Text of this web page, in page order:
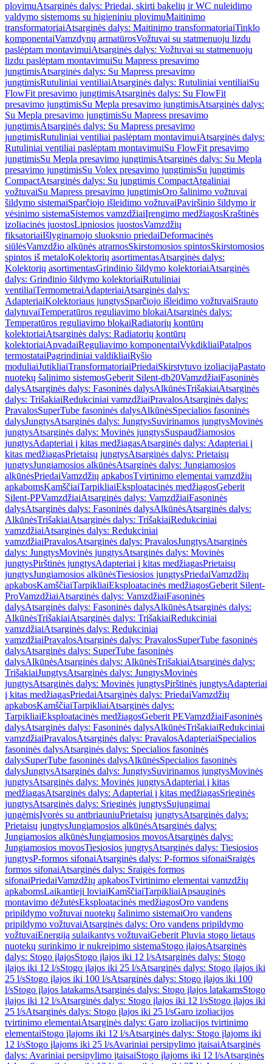
plovimuAtsarginės dalys: Priedai, skirti bakelių ir WC nuleidimo
valdymo sistemoms su higieniniu plovimuMaitinimo
transformatoriaiAtsarginės dalys: Maitinimo transformatoriaiTinklo
komponentaiVamzdynų armatūrosVožtuvai su statmenuoju lizdu
paslėptam montavimuiAtsarginės dalys: Vožtuvai su statmenuoju
lizdu paslėptam montavimuiSu Mapress presavimo
jungtimisAtsarginės dalys: Su Mapress presavimo
jungtimisRutuliniai ventiliaiAtsarginės dalys: Rutuliniai ventiliaiSu
FlowFit presavimo jungtimisAtsarginės dalys: Su FlowFit
presavimo jungtimisSu Mepla presavimo jungtimisAtsarginės dalys:
Su Mepla presavimo jungtimisSu Mapress presavimo
jungtimisAtsarginės dalys: Su Mapress presavimo
jungtimisRutuliniai ventiliai paslėptam montavimuiAtsarginės dalys:
Rutuliniai ventiliai paslėptam montavimuiSu FlowFit presavimo
jungtimisSu Mepla presavimo jungtimisAtsarginės dalys: Su Mepla
presavimo jungtimisSu Volex presavimo jungtimisSu jungtimis
CompactAtsarginės dalys: Su jungtimis CompactAtgaliniai
vožtuvaiSu Mapress presavimo jungtimisOro šalinimo vožtuvai
šildymo sistemaiSparčiojo išleidimo vožtuvaiPaviršinio šildymo ir
vėsinimo sistemaSistemos vamzdžiaiĮrengimo medžiagosKraštinės
izoliacinės juostosLipniosios juostosVamzdžių
fiksatoriaiIšlyginamojo sluoksnio priedaiDeformacinės
siūlėsVamzdžio alkūnės atramosSkirstomosios spintosSkirstomosios
spintos iš metaloKolektorių asortimentasAtsarginės dalys:
Kolektorių asortimentasGrindinio šildymo kolektoriaiAtsarginės
dalys: Grindinio šildymo kolektoriaiRutuliniai
ventiliaiTermometraiAdapteriaiAtsarginės dalys:
AdapteriaiKolektoriaus jungtysSparčiojo išleidimo vožtuvaiSrauto
dalytuvaiTemperatūros reguliavimo blokaiAtsarginės dalys:
Temperatūros reguliavimo blokaiRadiatorių kontūrų
kolektoriaiAtsarginės dalys: Radiatorių kontūrų
kolektoriaiApvadaiReguliavimo komponentaiVykdikliaiPatalpos
termostataiPagrindiniai valdikliaiRyšio
moduliaiJutikliaiTransformatoriaiPriedaiSkirstytuvo izoliacijaPastato
nuotekų šalinimo sistemosGeberit Silent-db20VamzdžiaiFasoninės
dalysAtsarginės dalys: Fasoninės dalysAlkūnėsTrišakiaiAtsarginės
dalys: TrišakiaiRedukciniai vamzdžiaiPravalosAtsarginės dalys:
PravalosSuperTube fasoninės dalysAlkūnėsSpecialios fasoninės
dalysJungtysAtsarginės dalys: JungtysSuvirinamos jungtysMovinės
jungtysAtsarginės dalys: Movinės jungtysSuspaudžiamosios
jungtysAdapteriai į kitas medžiagasAtsarginės dalys: Adapteriai į
kitas medžiagasPrietaisų jungtysAtsarginės dalys: Prietaisų
jungtysJungiamosios alkūnėsAtsarginės dalys: Jungiamosios
alkūnėsPriedaiVamzdžių apkabosTvirtinimo elementai vamzdžių
apkabomsKamščiaiTarpikliaiEksploatacinės medžiagosGeberit
Silent-PPVamzdžiaiAtsarginės dalys: VamzdžiaiFasoninės
dalysAtsarginės dalys: Fasoninės dalysAlkūnėsAtsarginės dalys:
AlkūnėsTrišakiaiAtsarginės dalys: TrišakiaiRedukciniai
vamzdžiaiAtsarginės dalys: Redukciniai
vamzdžiaiPravalosAtsarginės dalys: PravalosJungtysAtsarginės
dalys: JungtysMovinės jungtysAtsarginės dalys: Movinės
jungtysPirštinės jungtysAdapteriai į kitas medžiagasPrietaisų
jungtysJungiamosios alkūnėsTiesiosios jungtysPriedaiVamzdžių
apkabosKamščiaiTarpikliaiEksploatacinės medžiagosGeberit Silent-
ProVamzdžiaiAtsarginės dalys: VamzdžiaiFasoninės
dalysAtsarginės dalys: Fasoninės dalysAlkūnėsAtsarginės dalys:
AlkūnėsTrišakiaiAtsarginės dalys: TrišakiaiRedukciniai
vamzdžiaiAtsarginės dalys: Redukciniai
vamzdžiaiPravalosAtsarginės dalys: PravalosSuperTube fasoninės
dalysAtsarginės dalys: SuperTube fasoninės
dalysAlkūnėsAtsarginės dalys: AlkūnėsTrišakiaiAtsarginės dalys:
TrišakiaiJungtysAtsarginės dalys: JungtysMovinės
jungtysAtsarginės dalys: Movinės jungtysPirštinės jungtysAdapteriai
į kitas medžiagasPriedaiAtsarginės dalys: PriedaiVamzdžių
apkabosKamščiaiTarpikliaiAtsarginės dalys:
TarpikliaiEksploatacinės medžiagosGeberit PEVamzdžiaiFasoninės
dalysAtsarginės dalys: Fasoninės dalysAlkūnėsTrišakiaiRedukciniai
vamzdžiaiPravalosAtsarginės dalys: PravalosAdapteriaiSpecialios
fasoninės dalysAtsarginės dalys: Specialios fasoninės
dalysSuperTube fasoninės dalysAlkūnėsSpecialios fasoninės
dalysJungtysAtsarginės dalys: JungtysSuvirinamos jungtysMovinės
jungtysAtsarginės dalys: Movinės jungtysAdapteriai į kitas
medžiagasAtsarginės dalys: Adapteriai į kitas medžiagasSrieginės
jungtysAtsarginės dalys: Srieginės jungtysSujungimai
jungėmisĮvorės su antbriauniuPrietaisų jungtysAtsarginės dalys:
Prietaisų jungtysJungiamosios alkūnėsAtsarginės dalys:
Jungiamosios alkūnėsJungiamosios movosAtsarginės dalys:
Jungiamosios movosTiesiosios jungtysAtsarginės dalys: Tiesiosios
jungtysP-formos sifonaiAtsarginės dalys: P-formos sifonaiSraigės
formos sifonaiAtsarginės dalys: Sraigės formos
sifonaiPriedaiVamzdžių apkabosTvirtinimo elementai vamzdžių
apkabomsLaikantieji loviaiKamščiaiTarpikliaiApsauginės
montavimo dėžutėsEksploatacinės medžiagosOro vandens
pripildymo vožtuvai nuotekų šalinimo sistemaiOro vandens
pripildymo vožtuvaiAtsarginės dalys: Oro vandens pripildymo
vožtuvaiEnergiją sulaikantys vožtuvaiGeberit Pluvia stogo lietaus
nuotekų surinkimo ir nukreipimo sistemaStogo įlajosAtsarginės
dalys: Stogo įlajosStogo įlajos iki 12 l/sAtsarginės dalys: Stogo
įlajos iki 12 l/sStogo įlajos iki 25 l/sAtsarginės dalys: Stogo įlajos iki
25 l/sStogo įlajos iki 100 l/sAtsarginės dalys: Stogo įlajos iki 100
l/sStogo įlajos latakamsAtsarginės dalys: Stogo įlajos latakamsStogo
įlajos iki 12 l/sAtsarginės dalys: Stogo įlajos iki 12 l/sStogo įlajos iki
25 l/sAtsarginės dalys: Stogo įlajos iki 25 l/sGaro izoliacijos
tvirtinimo elementaiAtsarginės dalys: Garo izoliacijos tvirtinimo
elementaiStogo įlajoms iki 12 l/sAtsarginės dalys: Stogo įlajoms iki
12 l/sStogo įlajoms iki 25 l/sAvariniai persipylimo įtaisaiAtsarginės
dalys: Avariniai persipylimo įtaisaiStogo įlajoms iki 12 l/sAtsarginės